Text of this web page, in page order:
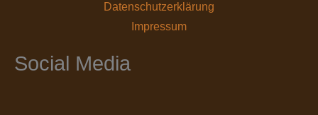
Datenschutz­erklärung
Impressum
Social Media